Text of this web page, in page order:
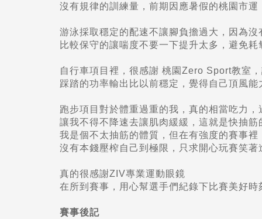
沒有規律的訓練量，前期因應暑假的桃園市
游泳採取穩定的配速不讓腳負擔過大，因為
比較保守的讓喘度不要一下提升太多，避免
自行車項目裡，很感謝 桃園Zero Sport教室
踩踏的功率輸出比以前穩定，覺得自己頂風
跑步項目對於體重過重的我，真的相當吃力
讓我不得不降速去讓肌肉緩緩，這就是快抽筋
我是個不太抽筋的體質，但在有強度的賽事裡
沒有本錢壓榨自己到極限，只求開心玩賽笑著
真的很感謝ZIV專業運動眼鏡
在所到賽事，用心幫選手們紀錄下比賽美好時
賽事後記